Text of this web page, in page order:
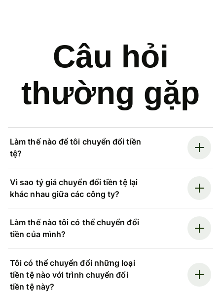
Câu hỏi
thường gặp
Làm thế nào để tôi chuyển đổi tiền
tệ?
Vì sao tỷ giá chuyển đổi tiền tệ lại
khác nhau giữa các công ty?
Làm thế nào tôi có thể chuyển đổi
tiền của mình?
Tôi có thể chuyển đổi những loại
tiền tệ nào với trình chuyển đổi
tiền tệ này?